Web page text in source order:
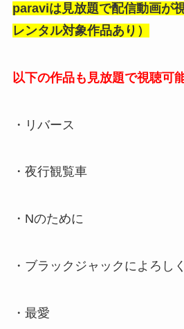
paraviは見放題で配信動画が
レンタル対象作品あり）
以下の作品も見放題で視聴可
・リバース
・夜行観覧車
・Nのために
・ブラックジャックによろしく
・最愛